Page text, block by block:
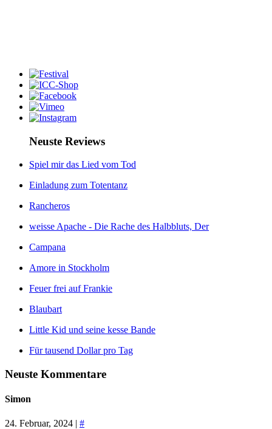
Neuste Reviews
Spiel mir das Lied vom Tod
Einladung zum Totentanz
Rancheros
weisse Apache - Die Rache des Halbbluts, Der
Campana
Amore in Stockholm
Feuer frei auf Frankie
Blaubart
Little Kid und seine kesse Bande
Für tausend Dollar pro Tag
Neuste Kommentare
Simon
24. Februar, 2024 | #